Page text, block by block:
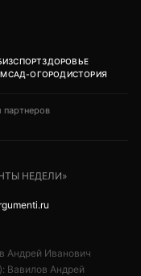
СПОРТЗДОРОВЬЕ
САД-ОГОРОДИСТОРИЯ
партнеров
НЕДЕЛИ»
Андрей Иванович
Вавилов Андрей